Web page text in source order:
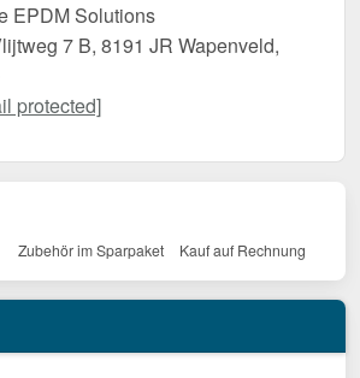
EPDM Solutions
7 B, 8191 JR Wapenveld,
protected]
Zubehör im Sparpaket Kauf auf Rechnung